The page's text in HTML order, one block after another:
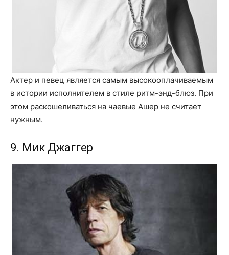
Актер и певец является самым высокооплачиваемым
в истории исполнителем в стиле ритм-энд-блюз. При
этом раскошеливаться на чаевые Ашер не считает
нужным.
9. Мик Джаггер